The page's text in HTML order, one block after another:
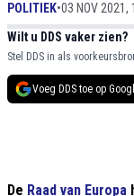
POLITIEK•03 NOV 2021,
Wilt u DDS vaker zien?
Stel DDS in als
Voeg DDS toe op
De Raad van Europa